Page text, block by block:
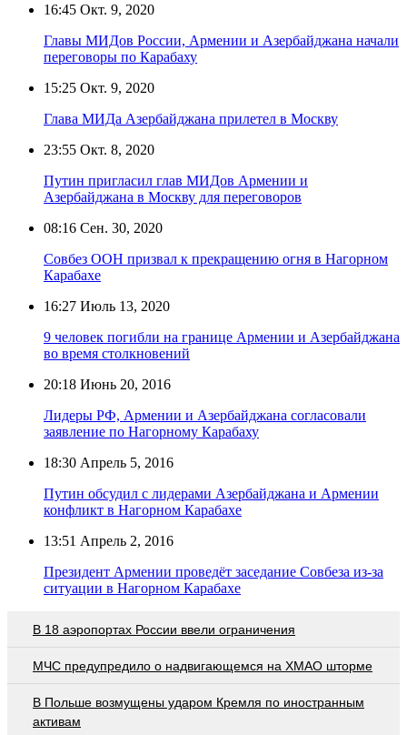
16:45 Окт. 9, 2020
Главы МИДов России, Армении и Азербайджана начали
переговоры по Карабаху
15:25 Окт. 9, 2020
Глава МИДа Азербайджана прилетел в Москву
23:55 Окт. 8, 2020
Путин пригласил глав МИДов Армении и
Азербайджана в Москву для переговоров
08:16 Сен. 30, 2020
Совбез ООН призвал к прекращению огня в Нагорном
Карабахе
16:27 Июль 13, 2020
9 человек погибли на границе Армении и Азербайджана
во время столкновений
20:18 Июнь 20, 2016
Лидеры РФ, Армении и Азербайджана согласовали
заявление по Нагорному Карабаху
18:30 Апрель 5, 2016
Путин обсудил с лидерами Азербайджана и Армении
конфликт в Нагорном Карабахе
13:51 Апрель 2, 2016
Президент Армении проведёт заседание Совбеза из-за
ситуации в Нагорном Карабахе
В 18 аэропортах России ввели ограничения
МЧС предупредило о надвигающемся на ХМАО шторме
В Польше возмущены ударом Кремля по иностранным
активам